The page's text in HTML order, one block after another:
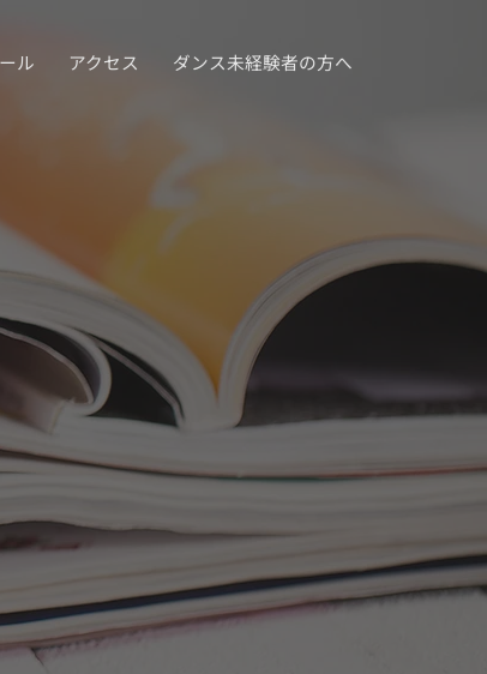
ル アクセス ダンス未経験者の方へ